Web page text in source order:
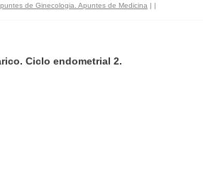
de Ginecologia. Apuntes de Medicina | |
Ciclo endometrial 2.